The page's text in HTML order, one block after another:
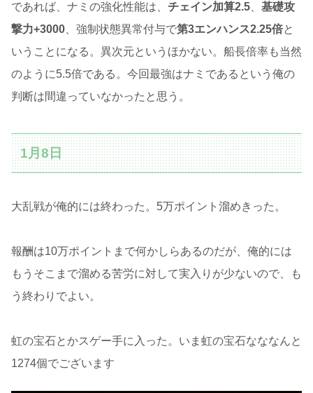
であれば、ナミの強化性能は、 チェイン加算2.5
基礎攻
撃力+3000 、強制状態異常付与で第3エンハンス2.25倍と
いうことになる。異次元というほかない。船長倍率も当然
のように5.5倍である。今回最強はナミであるという俺の
判断は間違っていなかったと思う。
1月8日
大乱戦が俺的には終わった。5万ポイント溜めきった。
報酬は10万ポイントまで何かしらあるのだが、俺的には
もうそこまで溜める苦労に対して実入りが少ないので、も
う終わりでよい。
虹の宝石とかスゲー手に入った。いま虹の宝石なななんと
1274個でございます